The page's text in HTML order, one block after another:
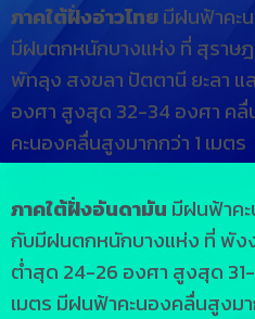
ภาคใต้ฝั่งอ่าวไทยมีฝนฟ้าคะ
มีฝนตกหนักบางแห่ง ที่ สุราษ
พัทลุง สงขลา ปัตตานี ยะลา แ
องศา สูงสุด 32-34 องศา คลื่
คะนองคลื่นสูงมากกว่า 1 เมตร
ภาคใต้ฝั่งอันดามัน มีฝนฟ้าค
กับมีฝนตกหนักบางแห่ง ที่ พัง
ต่ำสุด 24-26 องศา สูงสุด
เมตร มีฝนฟ้าคะนองคลื่นสูงมา